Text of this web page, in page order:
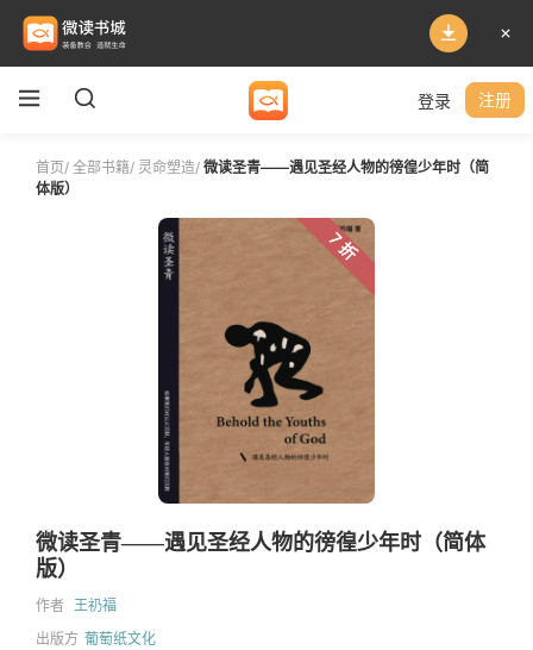
登录 注册
首页/ 全部书籍/ 灵命塑造/ 微读圣青——遇见圣经人物的徬徨少年时（简
体版）
7 折
微读圣青——遇见圣经人物的徬徨少年时（简体
版）
作者 王礽福
出版方 葡萄纸文化